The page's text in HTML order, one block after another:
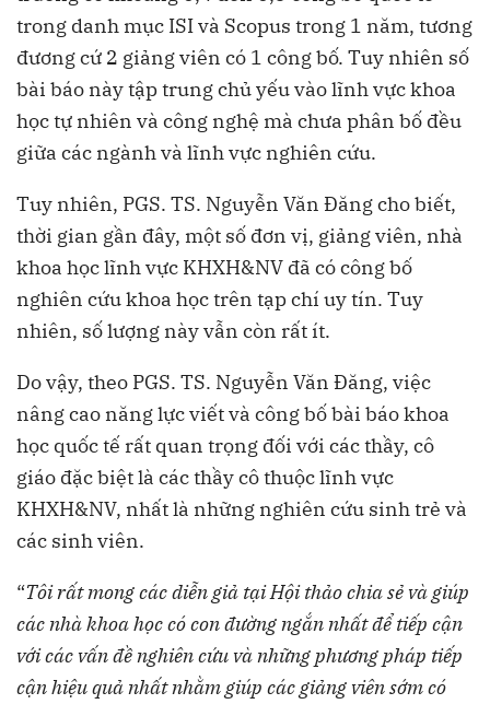
trong danh mục ISI và Scopus trong 1 năm, tương
đương cứ 2 giảng viên có 1 công bố. Tuy nhiên số
bài báo này tập trung chủ yếu vào lĩnh vực khoa
học tự nhiên và công nghệ mà chưa phân bố đều
giữa các ngành và lĩnh vực nghiên cứu.
Tuy nhiên, PGS. TS. Nguyễn Văn Đăng cho biết,
thời gian gần đây, một số đơn vị, giảng viên, nhà
khoa học lĩnh vực KHXH&NV đã có công bố
nghiên cứu khoa học trên tạp chí uy tín. Tuy
nhiên, số lượng này vẫn còn rất ít.
Do vậy, theo PGS. TS. Nguyễn Văn Đăng, việc
nâng cao năng lực viết và công bố bài báo khoa
học quốc tế rất quan trọng đối với các thầy, cô
giáo đặc biệt là các thầy cô thuộc lĩnh vực
KHXH&NV, nhất là những nghiên cứu sinh trẻ và
các sinh viên.
“Tôi rất mong các diễn giả tại Hội thảo chia sẻ và giúp
các nhà khoa học có con đường ngắn nhất để tiếp cận
với các vấn đề nghiên cứu và những phương pháp tiếp
cận hiệu quả nhất nhằm giúp các giảng viên sớm có